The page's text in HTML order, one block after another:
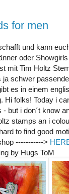
for men
und kann
oder
mit Tim Holtz
schwer
es in einem
Hi folks! Today i
but i don´t know
stamps an i
to find good
----------->
by Hugs ToM